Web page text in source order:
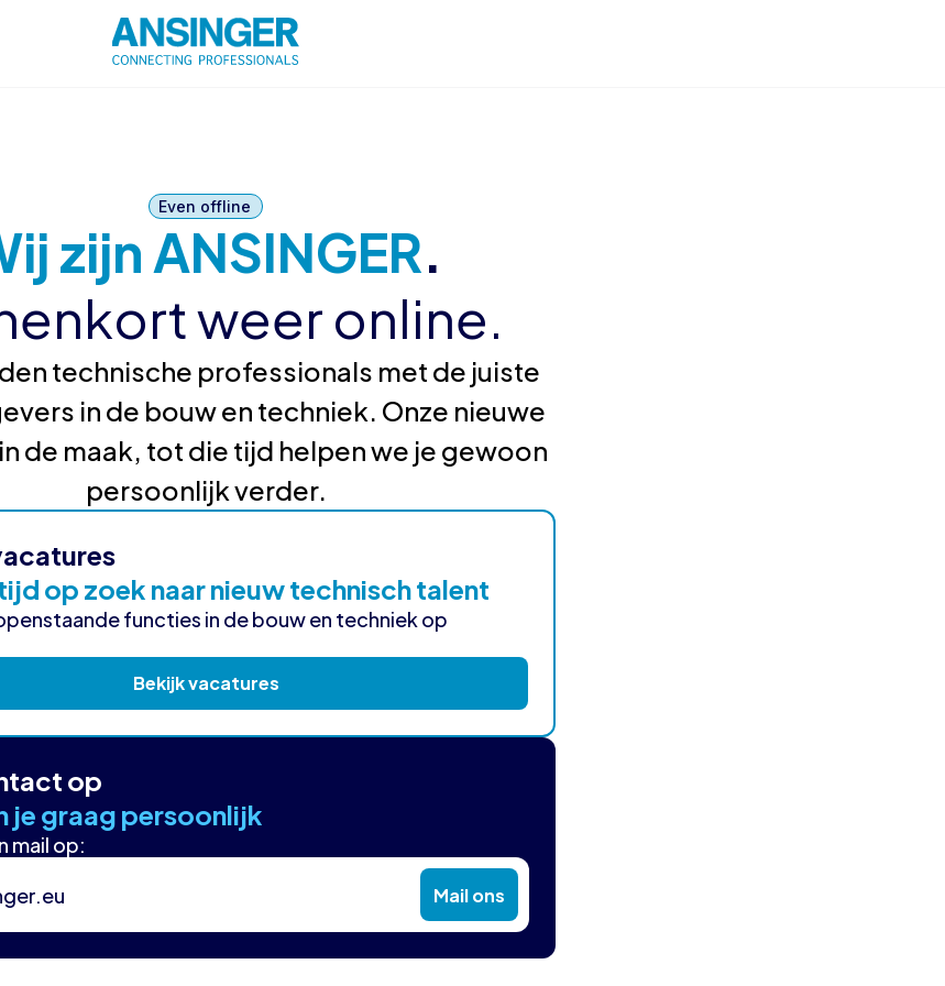
Even offline
zijn ANSINGER.
weer online.
technische professionals met de juiste
in de bouw en techniek. Onze nieuwe
de maak, tot die tijd helpen we je gewoon
persoonlijk verder.
op zoek naar nieuw technisch talent
functies in de bouw en techniek op
Bekijk vacatures
op
je graag persoonlijk
mail op:
Mail ons